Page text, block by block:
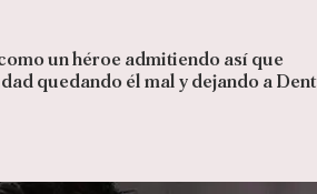
un héroe admitiendo así que
quedando él mal y dejando a Dent